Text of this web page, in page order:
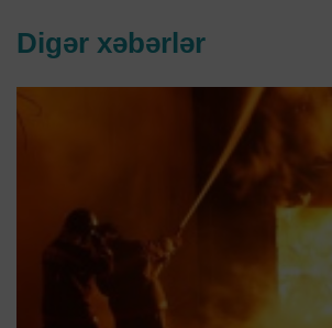
Digər xəbərlər